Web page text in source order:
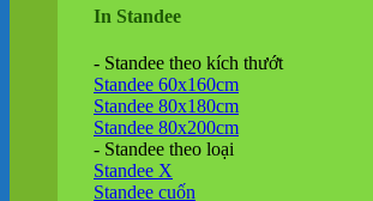
In Standee
- Standee theo kích thướt
Standee 60x160cm
Standee 80x180cm
Standee 80x200cm
- Standee theo loại
Standee X
Standee cuốn